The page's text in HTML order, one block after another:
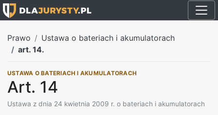
Prawo
Ustawa o bateriach i akumulatorach
art. 14.
USTAWA O BATERIACH I AKUMULATORACH
Art. 14
Ustawa z dnia 24 kwietnia 2009 r. o bateriach i akumulatorach